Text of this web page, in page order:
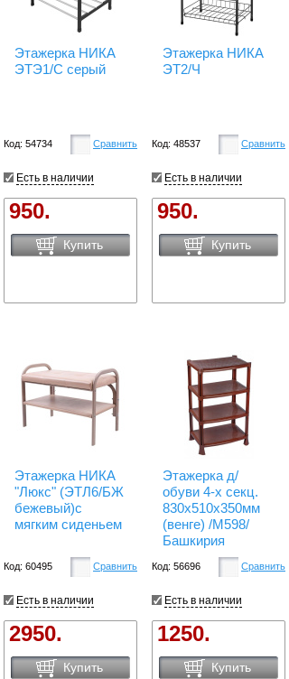
Этажерка НИКА
ЭТЭ1/С серый
Код: 54734 Сравнить
Есть в наличии
950.
Купить
Этажерка НИКА
ЭТ2/Ч
Код: 48537 Сравнить
Есть в наличии
950.
Купить
Этажерка НИКА
"Люкс" (ЭТЛ6/БЖ
бежевый)с
мягким сиденьем
Код: 60495 Сравнить
Есть в наличии
2950.
Купить
Этажерка д/
обуви 4-х секц.
830х510х350мм
(венге) /М598/
Башкирия
Код: 56696 Сравнить
Есть в наличии
1250.
Купить